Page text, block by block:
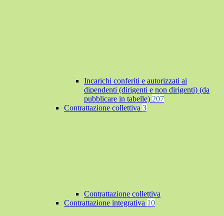
Incarichi conferiti e autorizzati ai
dipendenti (dirigenti e non dirigenti) (da
pubblicare in tabelle) 207
Contrattazione collettiva 3
Contrattazione collettiva
Contrattazione integrativa 10